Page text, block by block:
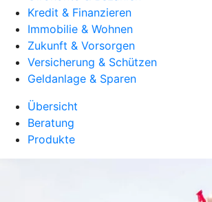
Kredit & Finanzieren
Immobilie & Wohnen
Zukunft & Vorsorgen
Versicherung & Schützen
Geldanlage & Sparen
Übersicht
Beratung
Produkte